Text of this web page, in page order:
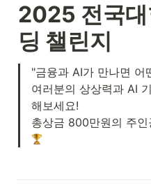
2025 전국대
딩 챌린지
"금융과 AI가 만나면 어
여러분의 상상력과 AI
해보세요!
총상금 800만원의 주